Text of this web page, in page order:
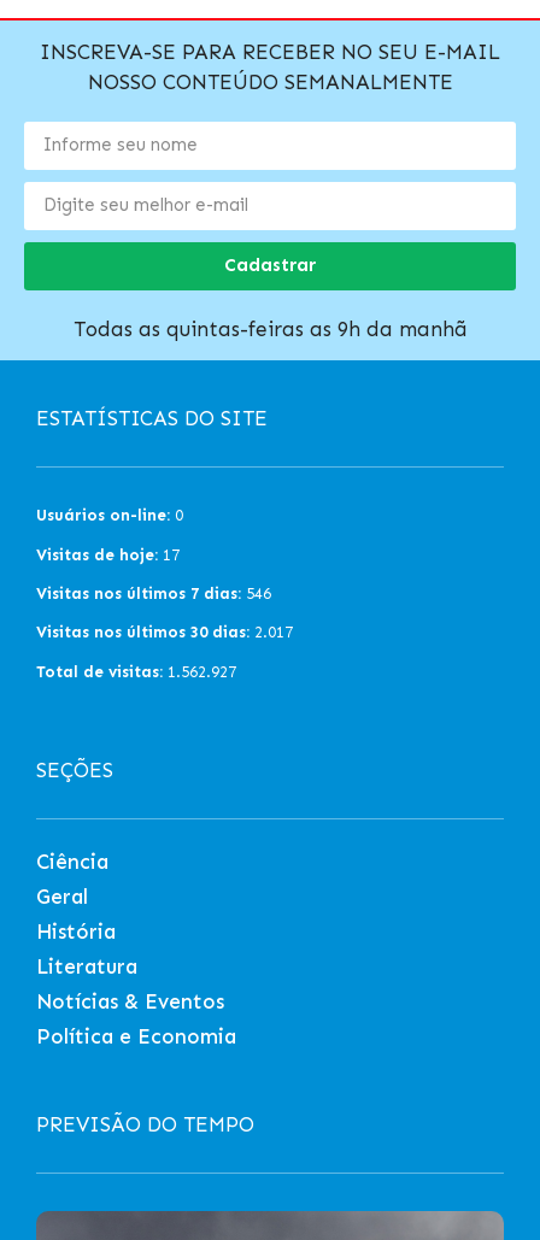
INSCREVA-SE PARA RECEBER NO SEU E-MAIL
NOSSO CONTEÚDO SEMANALMENTE
Cadastrar
Todas as quintas-feiras as 9h da manhã
ESTATÍSTICAS DO SITE
Usuários on-line: 0
Visitas de hoje: 17
Visitas nos últimos 7 dias: 546
Visitas nos últimos 30 dias: 2.017
Total de visitas: 1.562.927
SEÇÕES
Ciência
Geral
História
Literatura
Notícias & Eventos
Política e Economia
PREVISÃO DO TEMPO